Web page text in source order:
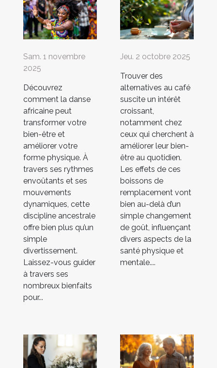
Sam. 1 novembre
2025
Découvrez
comment la danse
africaine peut
transformer votre
bien-être et
améliorer votre
forme physique. À
travers ses rythmes
envoûtants et ses
mouvements
dynamiques, cette
discipline ancestrale
offre bien plus qu’un
simple
divertissement.
Laissez-vous guider
à travers ses
nombreux bienfaits
pour...
Jeu. 2 octobre 2025
Trouver des
alternatives au café
suscite un intérêt
croissant,
notamment chez
ceux qui cherchent à
améliorer leur bien-
être au quotidien.
Les effets de ces
boissons de
remplacement vont
bien au-delà d’un
simple changement
de goût, influençant
divers aspects de la
santé physique et
mentale....